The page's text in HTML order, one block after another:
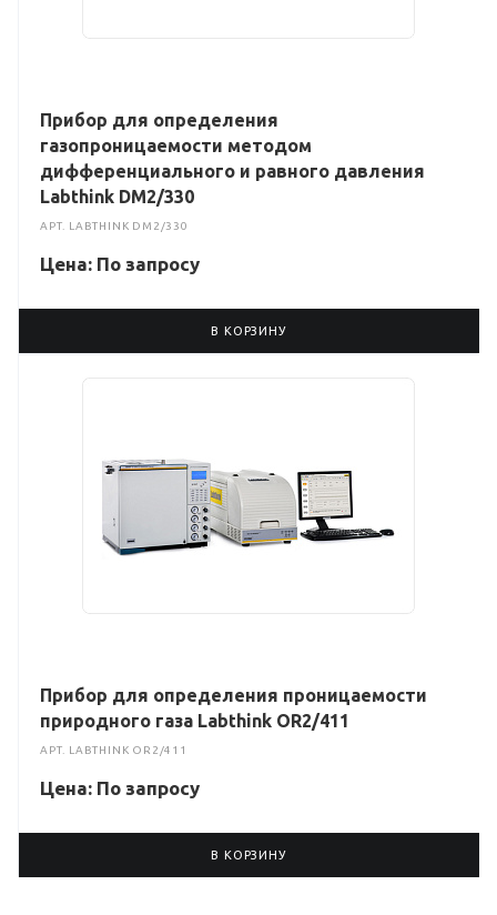
Прибор для определения
газопроницаемости методом
дифференциального и равного давления
Labthink DM2/330
АРТ. LABTHINK DM2/330
Цена: По запросу
В КОРЗИНУ
Прибор для определения проницаемости
природного газа Labthink OR2/411
АРТ. LABTHINK OR2/411
Цена: По запросу
В КОРЗИНУ